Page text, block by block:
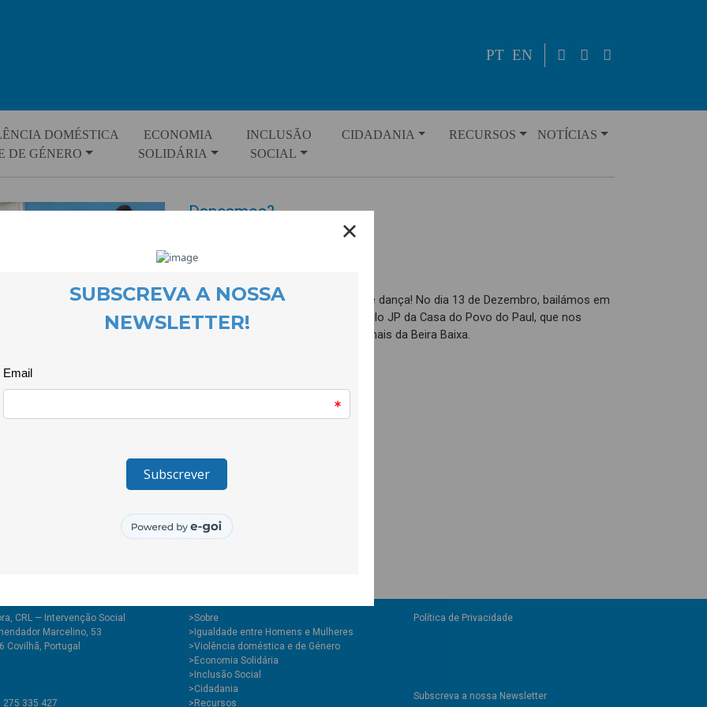
PT EN
DOMÉSTICA
DE GÉNERO
ECONOMIA
SOLIDÁRIA
INCLUSÃO
SOCIAL
CIDADANIA RECURSOS NOTÍCIAS
Dançamos?
21 December 2023
As oficinas da Mala também são de dança! No dia 13 de Dezembro, bailámos em
conjunto, numa oficina orientada pelo JP da Casa do Povo do Paul, que nos
trouxe sons e movimentos tradicionais da Beira Baixa.
CRL — Intervenção Social
Marcelino, 53
Covilhã, Portugal
335 427
>Sobre
>Igualdade entre Homens e Mulheres
>Violência doméstica e de Género
>Economia Solidária
>Inclusão Social
>Cidadania
>Recursos
Política de Privacidade
Subscreva a nossa Newsletter